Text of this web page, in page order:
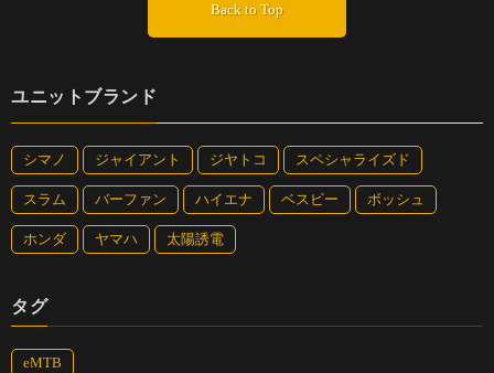
Back to Top
ユニットブランド
シマノ ジャイアント ジヤトコ スペシャライズド
スラム バーファン ハイエナ ベスビー ボッシュ
ホンダ ヤマハ 太陽誘電
タグ
eMTB